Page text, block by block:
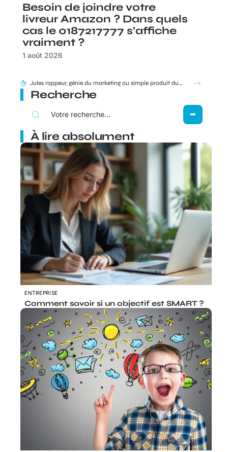
Besoin de joindre votre
livreur Amazon ? Dans quels
cas le 0187217777 s’affiche
vraiment ?
1 août 2026
95 Sounds et l’héritage du groupe 1995 : filiation ou simple clin d’œil ?
Recherche
À lire absolument
ENTREPRISE
Comment savoir si un objectif est SMART ?